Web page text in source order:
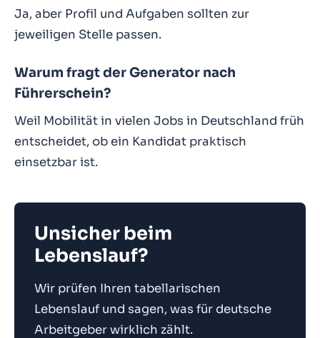
Ja, aber Profil und Aufgaben sollten zur
jeweiligen Stelle passen.
Warum fragt der Generator nach
Führerschein?
Weil Mobilität in vielen Jobs in Deutschland früh
entscheidet, ob ein Kandidat praktisch
einsetzbar ist.
Unsicher beim
Lebenslauf?
Wir prüfen Ihren tabellarischen
Lebenslauf und sagen, was für deutsche
Arbeitgeber wirklich zählt.